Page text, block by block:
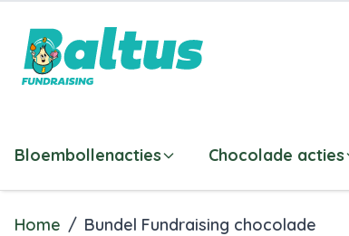
Bloembollenacties Chocolade acties
Home / Bundel Fundraising chocolade